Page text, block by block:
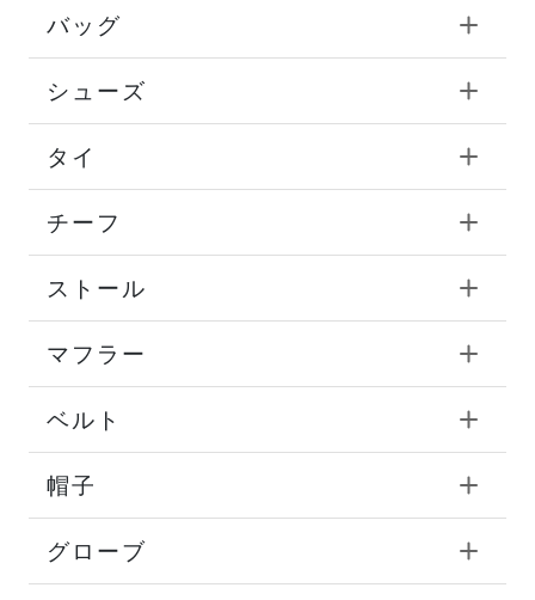
バッグ
シューズ
タイ
チーフ
ストール
マフラー
ベルト
帽子
グローブ